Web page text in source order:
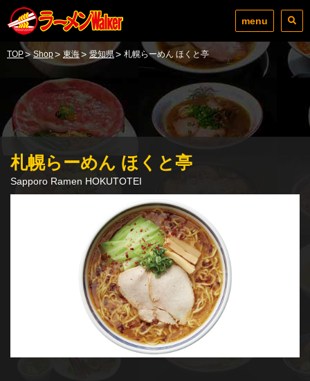
menu
TOP> Shop> 東海> 愛知県> 札幌らーめん ほくと亭
札幌らーめん ほくと亭
Sapporo Ramen HOKUTOTEI